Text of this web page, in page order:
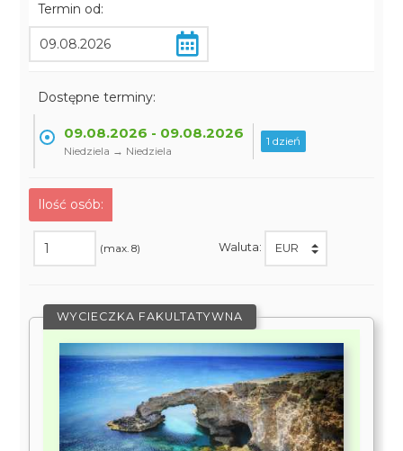
Termin od:
Dostępne terminy:
09.08.2026 - 09.08.2026
Niedziela → Niedziela
1 dzień
Ilość osób:
(max. 8) Waluta:
WYCIECZKA FAKULTATYWNA